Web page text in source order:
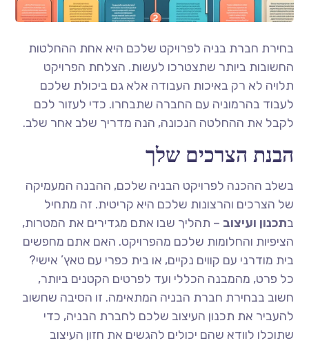
בחירת חברת בניה לפרויקט שלכם היא אחת ההחלטות
החשובות ביותר שתצטרכו לעשות. הצלחת הפרויקט
תלויה לא רק באיכות העבודה אלא גם ביכולת שלכם
לעבוד בהרמוניה עם החברה שתבחרו. כדי לעזור לכם
לקבל את ההחלטה הנכונה, הנה מדריך שלב אחר שלב.
הבנת הצרכים שלך
בשלב ההכנה לפרויקט הבניה שלכם, ההבנה המעמיקה
של הצרכים והרצונות שלכם היא קריטית. זה מתחיל
בתכנון ועיצוב – תהליך שבו אתם מגדירים את המטרות,
הציפיות והחלומות שלכם מהפרויקט. האם אתם מחפשים
בית מודרני עם קווים נקיים, או בית כפרי עם טאץ’ אישי?
כל פרט, מהמבנה הכללי ועד לפרטים הקטנים ביותר,
חשוב בבחירת חברת הבניה המתאימה. זו הסיבה שחשוב
להעביר את תכנון העיצוב שלכם לחברת הבניה, כדי
שתוכלו לוודא שהם יכולים להגשים את חזון העיצוב